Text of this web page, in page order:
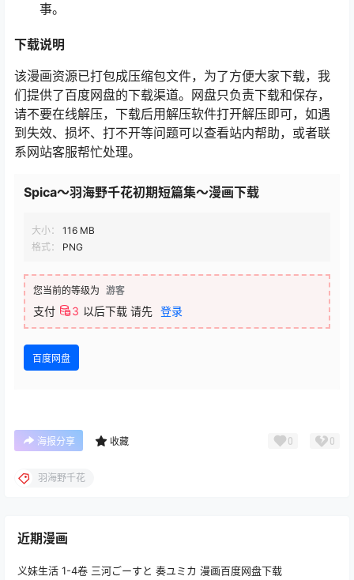
事。
下载说明
该漫画资源已打包成压缩包文件，为了方便大家下载，我
们提供了百度网盘的下载渠道。网盘只负责下载和保存，
请不要在线解压，下载后用解压软件打开解压即可，如遇
到失效、损坏、打不开等问题可以查看站内帮助，或者联
系网站客服帮忙处理。
Spica～羽海野千花初期短篇集～漫画下载
大小：
116 MB
格式：
PNG
您当前的等级为 游客
支付 3 以后下载 请先 登录
百度网盘
海报分享 收藏 0 0
羽海野千花
近期漫画
义妹生活 1-4卷 三河ごーすと 奏ユミカ 漫画百度网盘下载